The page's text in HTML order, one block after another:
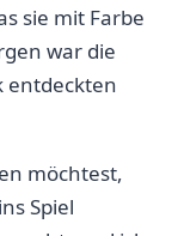
sie mit Farbe
war die
entdeckten
möchtest,
‌ ins Spiel